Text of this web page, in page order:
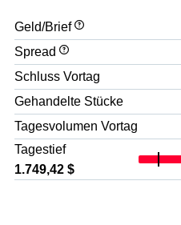
Geld/Brief
Spread
Schluss Vortag
Gehandelte Stücke
Tagesvolumen Vortag
Tagestief
1.749,42 $